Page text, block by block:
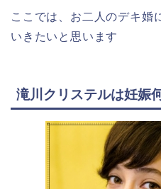
ここでは、お二人のデキ婚
いきたいと思います
滝川クリステルは妊娠